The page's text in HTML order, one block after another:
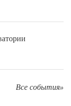
Все события»